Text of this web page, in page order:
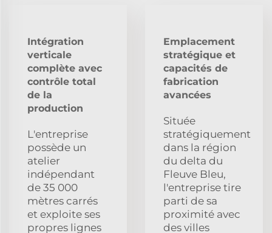
Intégration
verticale
complète avec
contrôle total
de la
production
L'entreprise
possède un
atelier
indépendant
de 35 000
mètres carrés
et exploite ses
propres lignes
Emplacement
stratégique et
capacités de
fabrication
avancées
Située
stratégiquement
dans la région
du delta du
Fleuve Bleu,
l'entreprise tire
parti de sa
proximité avec
des villes